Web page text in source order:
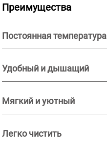
Преимущества
Постоянная температура
Удобный и дышащий
Мягкий и уютный
Легко чистить